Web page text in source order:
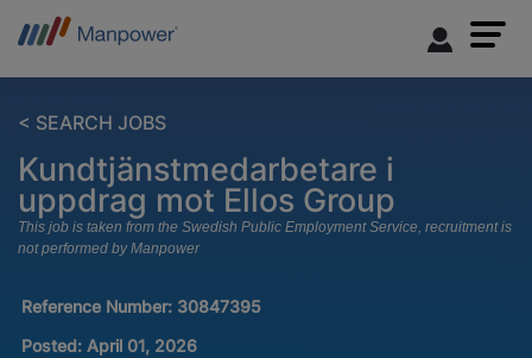
< SEARCH JOBS
Kundtjänstmedarbetare i
uppdrag mot Ellos Group
This job is taken from the Swedish Public Employment Service, recruitment is
not performed by Manpower
Reference Number: 30847395
Posted: April 01, 2026